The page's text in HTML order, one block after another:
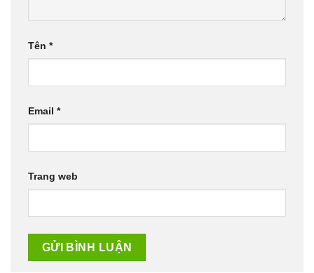
Tên *
Email *
Trang web